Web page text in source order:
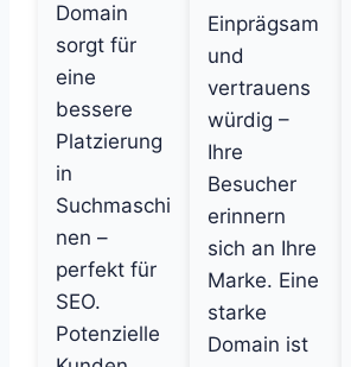
Domain
sorgt für
eine
bessere
Platzierung
in
Suchmaschi
nen –
perfekt für
SEO.
Potenzielle
Einprägsam
und
vertrauens
würdig –
Ihre
Besucher
erinnern
sich an Ihre
Marke. Eine
starke
Domain ist